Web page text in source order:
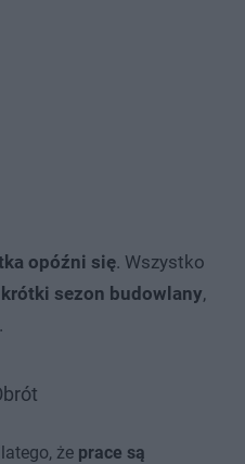
opóźni się. Wszystko
krótki sezon budowlany,
że prace są